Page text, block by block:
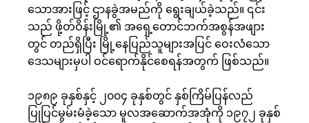
သောအားဖြင့် ဌာနခွဲအမည်ကို ရွေးချယ်ခဲ့သည်။ ၎င်း
သည် ဖို့တ်ဝိန်းမြို့၏ အရှေ့တောင်ဘက်အစွန်အဖျား
တွင် တည်ရှိပြီး မြို့နေပြည်သူများအပြင် ဝေးလံသော
ဒေသများမှပါ ဝင်ရောက်နိုင်စေရန်အတွက် ဖြစ်သည်။
၁၉၈၉ ခုနှစ်နှင့် ၂၀၀၄ ခုနှစ်တွင် နှစ်ကြိမ်ပြန်လည်
ပြုပြင်မွမ်းမံခဲ့သော မူလအဆောက်အအုံကို ၁၉၇၂ ခုနှစ်